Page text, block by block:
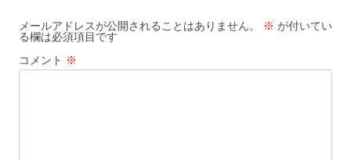
メールアドレスが公開されることはありません。 ※ が付いてい
る欄は必須項目です
コメント ※